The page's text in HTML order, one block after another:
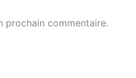
prochain commentaire.